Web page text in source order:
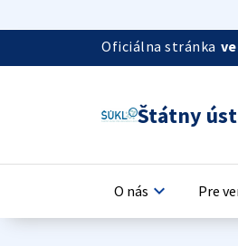
Oficiálna stránka
Štátny
O nás keyboard_arrow_down Pre